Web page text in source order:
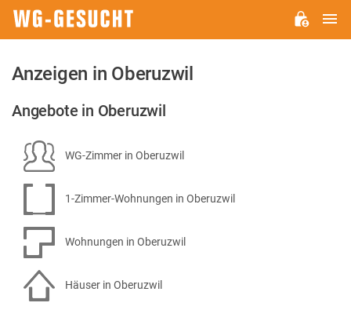
Anzeigen in Oberuzwil
Angebote in Oberuzwil
WG-Zimmer in Oberuzwil
1-Zimmer-Wohnungen in Oberuzwil
Wohnungen in Oberuzwil
Häuser in Oberuzwil